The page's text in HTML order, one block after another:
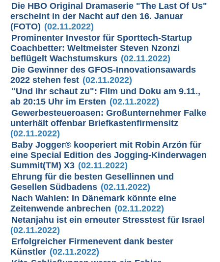
Die HBO Original Dramaserie "The Last Of Us"
erscheint in der Nacht auf den 16. Januar
(FOTO) (02.11.2022)
Prominenter Investor für Sporttech-Startup
Coachbetter: Weltmeister Steven Nzonzi
beflügelt Wachstumskurs (02.11.2022)
Die Gewinner des GFOS-Innovationsawards
2022 stehen fest (02.11.2022)
"Und ihr schaut zu": Film und Doku am 9.11.,
ab 20:15 Uhr im Ersten (02.11.2022)
Gewerbesteueroasen: Großunternehmer Falke
unterhält offenbar Briefkastenfirmensitz
(02.11.2022)
Baby Jogger® kooperiert mit Robin Arzón für
eine Special Edition des Jogging-Kinderwagen
Summit(TM) X3 (02.11.2022)
Ehrung für die besten Gesellinnen und
Gesellen Südbadens (02.11.2022)
Nach Wahlen: In Dänemark könnte eine
Zeitenwende anbrechen (02.11.2022)
Netanjahu ist ein erneuter Stresstest für Israel
(02.11.2022)
Erfolgreicher Firmenevent dank bester
Künstler (02.11.2022)